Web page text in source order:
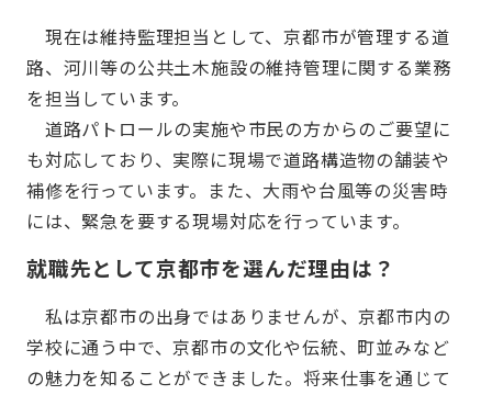
現在は維持監理担当として、京都市が管理する道
路、河川等の公共土木施設の維持管理に関する業務
を担当しています。
道路パトロールの実施や市民の方からのご要望に
も対応しており、実際に現場で道路構造物の舗装や
補修を行っています。また、大雨や台風等の災害時
には、緊急を要する現場対応を行っています。
就職先として京都市を選んだ理由は？
私は京都市の出身ではありませんが、京都市内の
学校に通う中で、京都市の文化や伝統、町並みなど
の魅力を知ることができました。将来仕事を通じて